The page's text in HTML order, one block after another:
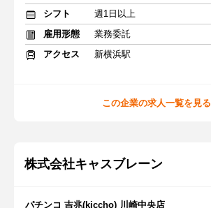
シフト
週1日以上
雇用形態
業務委託
アクセス
新横浜駅
この企業の求人一覧を見る
株式会社キャスブレーン
パチンコ 吉兆(kiccho) 川崎中央店